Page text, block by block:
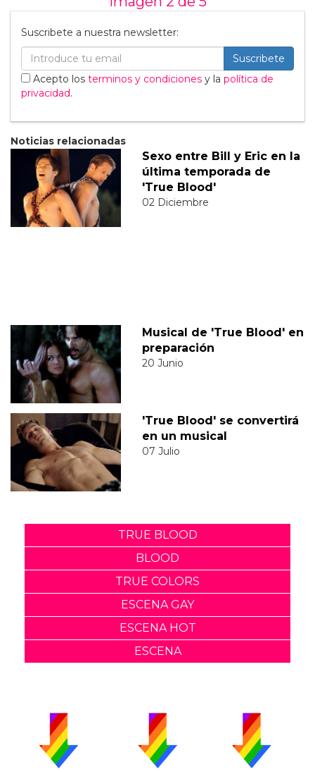
Suscribete a nuestra newsletter:
Suscribete
Acepto los terminos y condiciones y la política de
privacidad.
Noticias relacionadas
Sexo entre Bill y Eric en la
última temporada de
'True Blood'
02 Diciembre
Musical de 'True Blood' en
preparación
20 Junio
'True Blood' se convertirá
en un musical
07 Julio
TRUE BLOOD
BLOOD
TRUE COLORS
ESCENA GAY
ESCENA HOT
ESCENA